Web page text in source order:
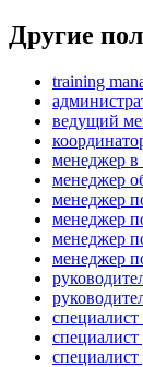
Другие
training
ведущий
менеджер в
менеджер
менеджер
менеджер
менеджер
менеджер
специалист
специалист